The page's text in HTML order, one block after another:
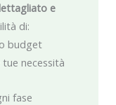
e
di:
budget
necessità
fase